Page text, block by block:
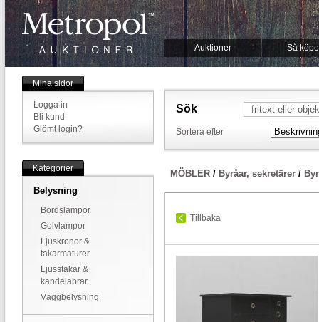
Auktioner Så
Mina sidor
Logga in
Bli kund
Glömt login?
Kategorier
Belysning
Bordslampor
Golvlampor
Ljuskronor &
takarmaturer
Ljusstakar &
kandelabrar
Väggbelysning
Sök
Sortera efter
MÖBLER / Byråar, sekretärer /
Tillbaka